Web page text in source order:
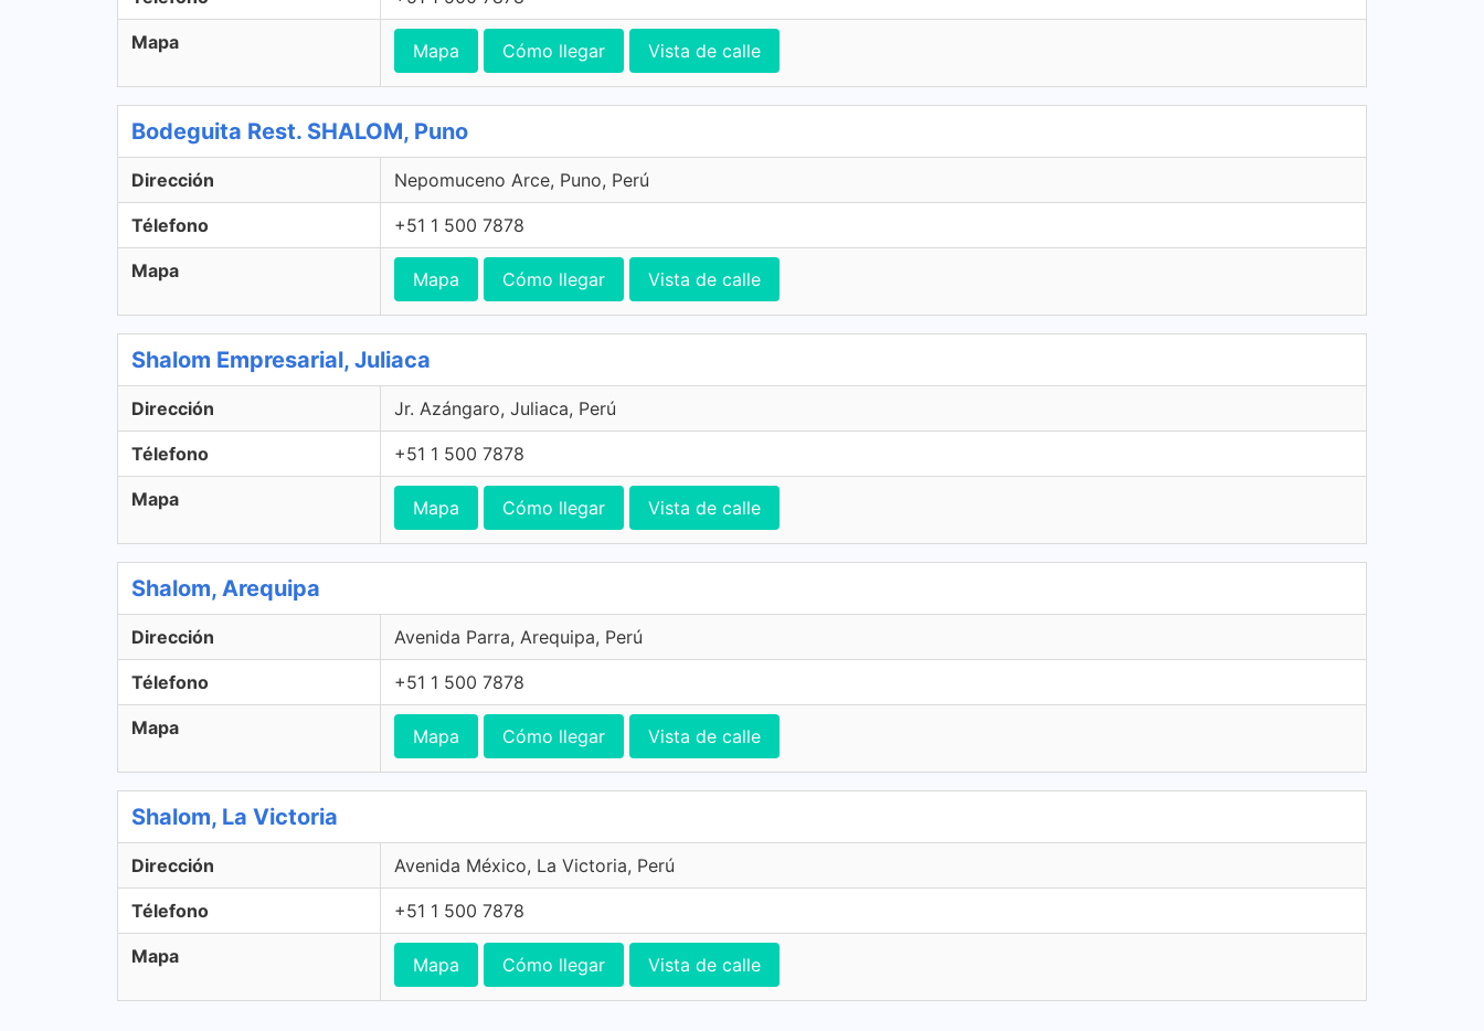
Mapa Mapa Cómo llegar Vista de calle
Bodeguita Rest. SHALOM, Puno
Dirección Nepomuceno Arce, Puno, Perú
Télefono +51 1 500 7878
Mapa Mapa Cómo llegar Vista de calle
Shalom Empresarial, Juliaca
Dirección Jr. Azángaro, Juliaca, Perú
Télefono +51 1 500 7878
Mapa Mapa Cómo llegar Vista de calle
Shalom, Arequipa
Dirección Avenida Parra, Arequipa, Perú
Télefono +51 1 500 7878
Mapa Mapa Cómo llegar Vista de calle
Shalom, La Victoria
Dirección Avenida México, La Victoria, Perú
Télefono +51 1 500 7878
Mapa Mapa Cómo llegar Vista de calle